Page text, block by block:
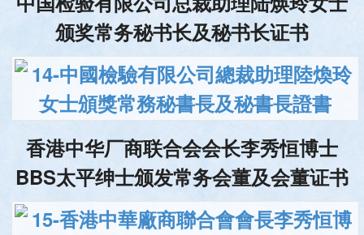
颁奖常务秘书长及秘书长证书
香港中华厂商联合会会长李秀恒博士
BBS太平绅士颁发常务会董及会董证书